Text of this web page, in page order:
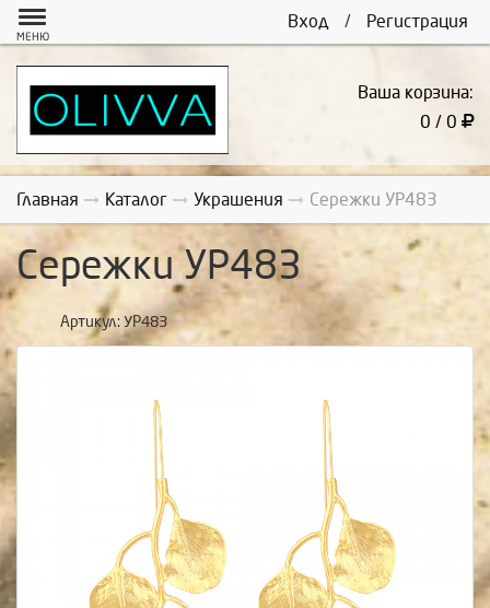
Вход / Регистрация
МЕНЮ
Ваша корзина:
0 / 0
Главная Каталог Украшения Сережки УР483
Сережки УР483
Артикул: УР483